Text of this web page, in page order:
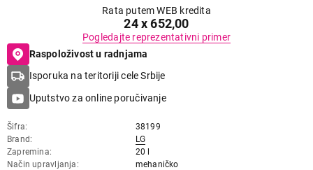
Rata putem WEB kredita
24 x 652,00
Pogledajte reprezentativni primer
Raspoloživost u radnjama
Isporuka na teritoriji cele Srbije
Uputstvo za online poručivanje
Šifra
38199
Brand
LG
Zapremina
20 l
Način upravljanja
mehaničko